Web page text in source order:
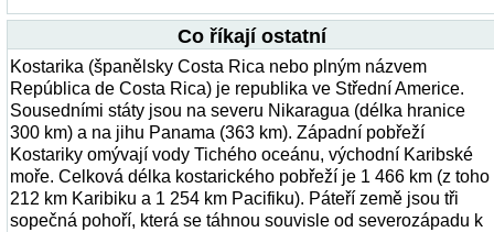
Co říkají ostatní
Kostarika (španělsky Costa Rica nebo plným názvem
República de Costa Rica) je republika ve Střední Americe.
Sousedními státy jsou na severu Nikaragua (délka hranice
300 km) a na jihu Panama (363 km). Západní pobřeží
Kostariky omývají vody Tichého oceánu, východní Karibské
moře. Celková délka kostarického pobřeží je 1 466 km (z toho
212 km Karibiku a 1 254 km Pacifiku). Páteří země jsou tři
sopečná pohoří, která se táhnou souvisle od severozápadu k